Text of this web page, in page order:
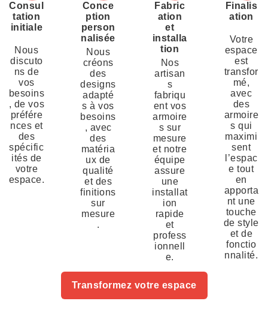
Consul
tation
initiale
Nous
discuto
ns de
vos
besoins
, de vos
préfére
nces et
des
spécific
ités de
votre
espace.
Conce
ption
person
nalisée
Nous
créons
des
designs
adapté
s à vos
besoins
, avec
des
matéria
ux de
qualité
et des
finitions
sur
mesure
.
Fabric
ation
et
installa
tion
Nos
artisan
s
fabriqu
ent vos
armoire
s sur
mesure
et notre
équipe
assure
une
installat
ion
rapide
et
profess
ionnell
e.
Finalis
ation
Votre
espace
est
transfor
mé,
avec
des
armoire
s qui
maximi
sent
l’espac
e tout
en
apporta
nt une
touche
de style
et de
fonctio
nnalité.
Transformez votre espace